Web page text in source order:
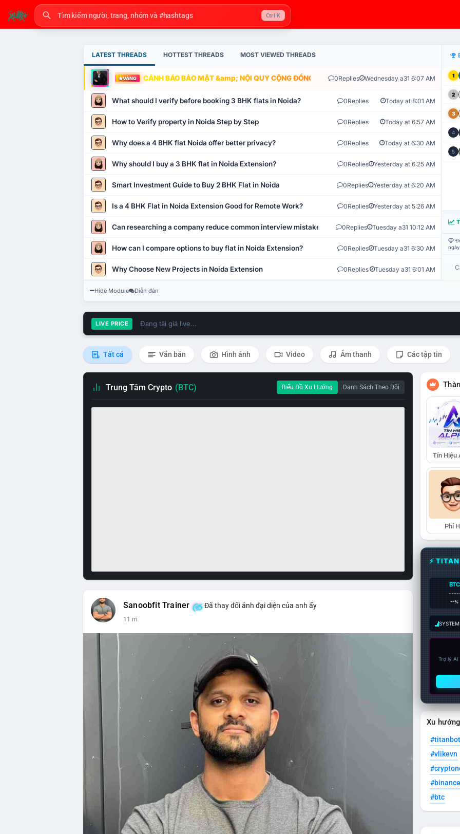
Ctrl K
LATEST THREADS HOTTEST THREADS MOST VIEWED THREADS
VÀNG CẢNH BÁO BẢO MẬT &amp; NỘI QUY CỘNG ĐỒNG VLIKE.VN: HỆ THỐNG GIÁM SÁT TỰ
0Replies Wednesday a31 6:07 AM
What should I verify before booking 3 BHK flats in Noida? 0Replies Today at 8:01 AM
How to Verify property in Noida Step by Step 0Replies Today at 6:57 AM
Why does a 4 BHK flat Noida offer better privacy? 0Replies Today at 6:30 AM
Why should I buy a 3 BHK flat in Noida Extension? 0Replies Yesterday at 6:25 AM
Smart Investment Guide to Buy 2 BHK Flat in Noida 0Replies Yesterday at 6:20 AM
Is a 4 BHK Flat in Noida Extension Good for Remote Work? 0Replies Yesterday at 5:26 AM
Can researching a company reduce common interview mistakes? 0Replies Tuesday a31 10:12 AM
How can I compare options to buy flat in Noida Extension? 0Replies Tuesday a31 6:30 AM
Why Choose New Projects in Noida Extension 0Replies Tuesday a31 6:01 AM
1
2
3
4
5
Hide Module Diễn đàn
LIVE PRICE Đang tải giá live...
Tất cả Văn bản Hình ảnh Video Âm thanh Các tập tin
Trung Tâm Crypto (BTC) Biểu Đồ Xu Hướng Danh Sách Theo Dõi
Sanoobfit Trainer Đã thay đổi ảnh đại diện của anh ấy
11 m
Tín Hiệu
Phí
⚡
BTC
--%
Trợ lý
Xu
#titanbot
#vlikevn
#btc